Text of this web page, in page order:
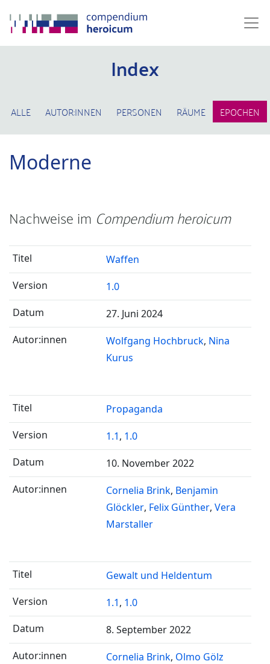
Index
ALLE AUTOR:INNEN PERSONEN RÄUME EPOCHEN
Moderne
Nachweise im Compendium heroicum
Waffen
1.0
27. Juni 2024
Wolfgang Hochbruck Nina
Kurus
Propaganda
1.1, 1.0
10. November 2022
Cornelia Brink Benjamin
Glöckler Felix Günther Vera
Marstaller
Gewalt und Heldentum
1.1, 1.0
8. September 2022
Cornelia Brink Olmo Gölz